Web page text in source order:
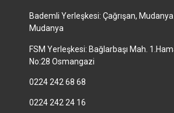
Bademli Yerleşkesi: Çağrışan,
Mudanya
FSM Yerleşkesi: Bağlarbaşı Mah.
No:28 Osmangazi
0224 242 68 68
0224 242 24 16